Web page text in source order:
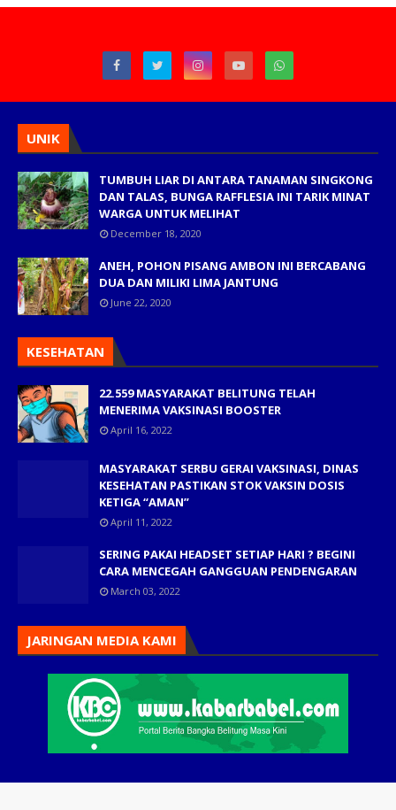
UNIK
TUMBUH LIAR DI ANTARA TANAMAN SINGKONG
DAN TALAS, BUNGA RAFFLESIA INI TARIK MINAT
WARGA UNTUK MELIHAT
December 18, 2020
ANEH, POHON PISANG AMBON INI BERCABANG
DUA DAN MILIKI LIMA JANTUNG
June 22, 2020
KESEHATAN
22.559 MASYARAKAT BELITUNG TELAH
MENERIMA VAKSINASI BOOSTER
April 16, 2022
MASYARAKAT SERBU GERAI VAKSINASI, DINAS
KESEHATAN PASTIKAN STOK VAKSIN DOSIS
KETIGA “AMAN”
April 11, 2022
SERING PAKAI HEADSET SETIAP HARI ? BEGINI
CARA MENCEGAH GANGGUAN PENDENGARAN
March 03, 2022
JARINGAN MEDIA KAMI